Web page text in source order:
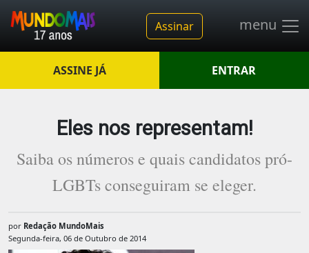
Assinar menu
ASSINE JÁ ENTRAR
Eles nos representam!
Saiba os números e quais candidatos pró-
LGBTs conseguiram se eleger.
por Redação MundoMais
Segunda-feira, 06 de Outubro de 2014